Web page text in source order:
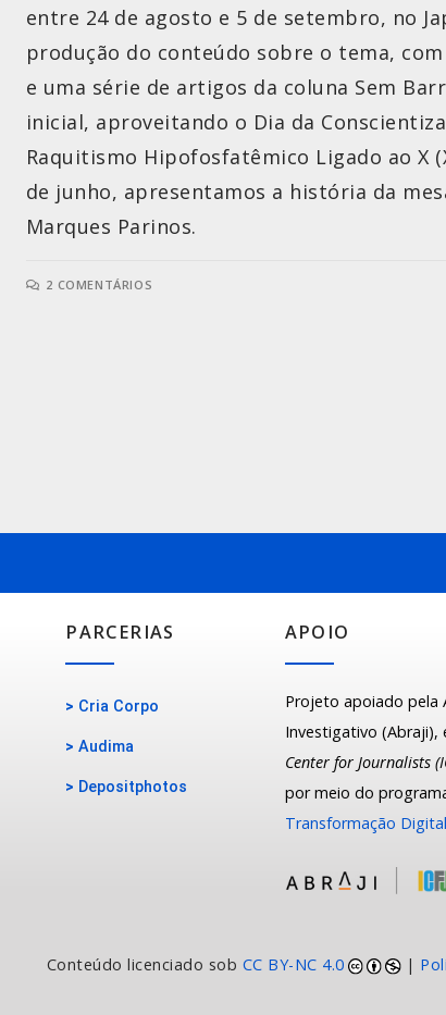
entre 24 de agosto e 5 de setembro, no
produção do conteúdo sobre o tema,
e uma série de artigos da coluna Sem
inicial, aproveitando o Dia da
Raquitismo Hipofosfatêmico Ligado ao X
de junho, apresentamos a história da
Marques Parinos.
2 COMENTÁRIOS
PARCERIAS
> Cria Corpo
> Audima
> Depositphotos
APOIO
Projeto apoiado pela
Investigativo (Abraji),
Center for Journalists
por meio do
Transformação
Conteúdo licenciado sob CC BY-NC 4.0 |